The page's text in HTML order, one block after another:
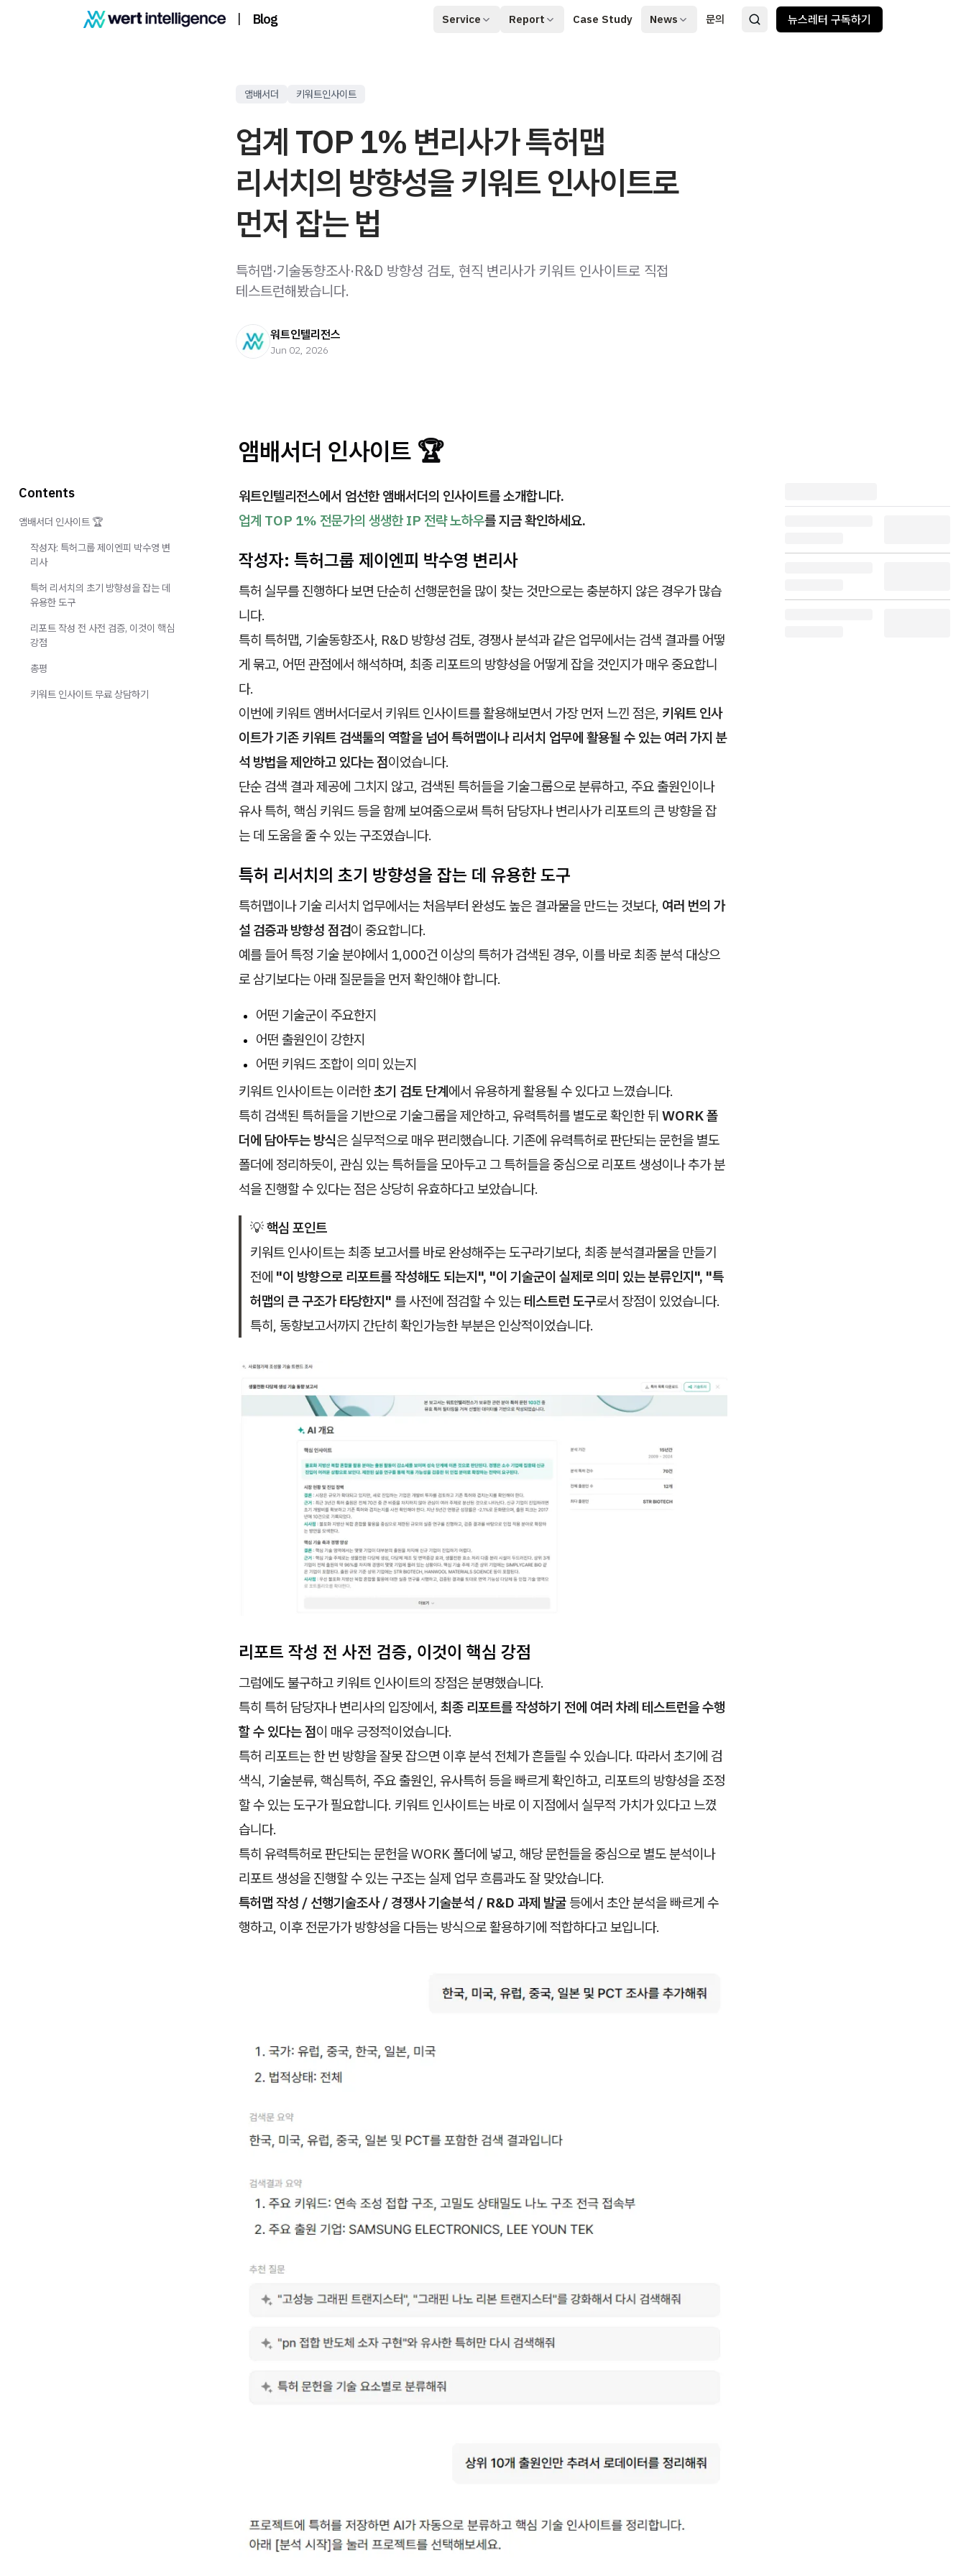
| Blog Service Report Case Study News 문의 뉴스레터 구독하기
앰배서더 키워트인사이트
업계 TOP 1% 변리사가 특허맵
리서치의 방향성을 키워트 인사이트로
먼저 잡는 법
특허맵·기술동향조사·R&D 방향성 검토, 현직 변리사가 키워트 인사이트로 직접
테스트런해봤습니다.
워트인텔리전스
Jun 02, 2026
앰배서더 인사이트 🏆
워트인텔리전스에서 엄선한 앰배서더의 인사이트를 소개합니다.
업계 TOP 1% 전문가의 생생한 IP 전략 노하우를 지금 확인하세요.
작성자: 특허그룹 제이엔피 박수영 변리사
특허 실무를 진행하다 보면 단순히 선행문헌을 많이 찾는 것만으로는 충분하지 않은 경우가 많습
니다.
특히 특허맵, 기술동향조사, R&D 방향성 검토, 경쟁사 분석과 같은 업무에서는 검색 결과를 어떻
게 묶고, 어떤 관점에서 해석하며, 최종 리포트의 방향성을 어떻게 잡을 것인지가 매우 중요합니
다.
이번에 키워트 앰버서더로서 키워트 인사이트를 활용해보면서 가장 먼저 느낀 점은, 키워트 인사
이트가 기존 키워트 검색툴의 역할을 넘어 특허맵이나 리서치 업무에 활용될 수 있는 여러 가지 분
석 방법을 제안하고 있다는 점이었습니다.
단순 검색 결과 제공에 그치지 않고, 검색된 특허들을 기술그룹으로 분류하고, 주요 출원인이나
유사 특허, 핵심 키워드 등을 함께 보여줌으로써 특허 담당자나 변리사가 리포트의 큰 방향을 잡
는 데 도움을 줄 수 있는 구조였습니다.
특허 리서치의 초기 방향성을 잡는 데 유용한 도구
특허맵이나 기술 리서치 업무에서는 처음부터 완성도 높은 결과물을 만드는 것보다, 여러 번의 가
설 검증과 방향성 점검이 중요합니다.
예를 들어 특정 기술 분야에서 1,000건 이상의 특허가 검색된 경우, 이를 바로 최종 분석 대상으
로 삼기보다는 아래 질문들을 먼저 확인해야 합니다.
어떤 기술군이 주요한지
어떤 출원인이 강한지
어떤 키워드 조합이 의미 있는지
키워트 인사이트는 이러한초기 검토 단계에서 유용하게 활용될 수 있다고 느꼈습니다.
특히 검색된 특허들을 기반으로 기술그룹을 제안하고, 유력특허를 별도로 확인한 뒤 WORK 폴
더에 담아두는 방식은 실무적으로 매우 편리했습니다. 기존에 유력특허로 판단되는 문헌을 별도
폴더에 정리하듯이, 관심 있는 특허들을 모아두고 그 특허들을 중심으로 리포트 생성이나 추가 분
석을 진행할 수 있다는 점은 상당히 유효하다고 보았습니다.
💡핵심 포인트
키워트 인사이트는 최종 보고서를 바로 완성해주는 도구라기보다, 최종 분석결과물을 만들기
전에 "이 방향으로 리포트를 작성해도 되는지", "이 기술군이 실제로 의미 있는 분류인지", "특
허맵의 큰 구조가 타당한지" 를 사전에 점검할 수 있는테스트런 도구로서 장점이 있었습니다.
특히, 동향보고서까지 간단히 확인가능한 부분은 인상적이었습니다.
리포트 작성 전 사전 검증, 이것이 핵심 강점
그럼에도 불구하고 키워트 인사이트의 장점은 분명했습니다.
특히 특허 담당자나 변리사의 입장에서, 최종 리포트를 작성하기 전에 여러 차례 테스트런을 수행
할 수 있다는 점이 매우 긍정적이었습니다.
특허 리포트는 한 번 방향을 잘못 잡으면 이후 분석 전체가 흔들릴 수 있습니다. 따라서 초기에 검
색식, 기술분류, 핵심특허, 주요 출원인, 유사특허 등을 빠르게 확인하고, 리포트의 방향성을 조정
할 수 있는 도구가 필요합니다. 키워트 인사이트는 바로 이 지점에서 실무적 가치가 있다고 느꼈
습니다.
특히 유력특허로 판단되는 문헌을 WORK 폴더에 넣고, 해당 문헌들을 중심으로 별도 분석이나
리포트 생성을 진행할 수 있는 구조는 실제 업무 흐름과도 잘 맞았습니다.
특허맵 작성 / 선행기술조사 / 경쟁사 기술분석 / R&D 과제 발굴 등에서 초안 분석을 빠르게 수
행하고, 이후 전문가가 방향성을 다듬는 방식으로 활용하기에 적합하다고 보입니다.
Contents
앰배서더 인사이트 🏆
작성자: 특허그룹 제이엔피 박수영 변
리사
특허 리서치의 초기 방향성을 잡는 데
유용한 도구
리포트 작성 전 사전 검증, 이것이 핵심
강점
총평
키워트 인사이트 무료 상담하기